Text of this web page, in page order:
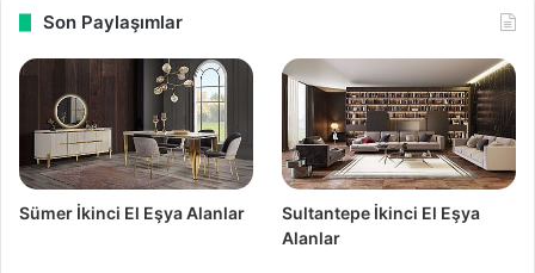
Son Paylaşımlar
Sümer İkinci El Eşya Alanlar
Sultantepe İkinci El Eşya
Alanlar